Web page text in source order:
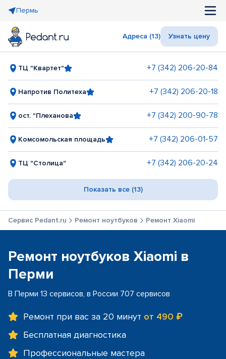
Пермь
Адреса (13) Узнать цену
ТЦ "Квартет" +7 (342) 206-20-84
Напротив Политеха +7 (342) 206-20-18
ост. "Плеханова +7 (342) 200-90-78
Комсомольская площадь +7 (342) 206-01-57
ТЦ "Столица" +7 (342) 206-20-24
Показать все (13)
Сервис Pedant.ru Ремонт ноутбуков Ремонт Xiaomi
Ремонт ноутбуков Xiaomi в
Перми
В Перми 13 сервисов, в России 707 сервисов
Ремонт при вас за 20 минут от 490 ₽
Бесплатная диагностика
Профессиональные мастера